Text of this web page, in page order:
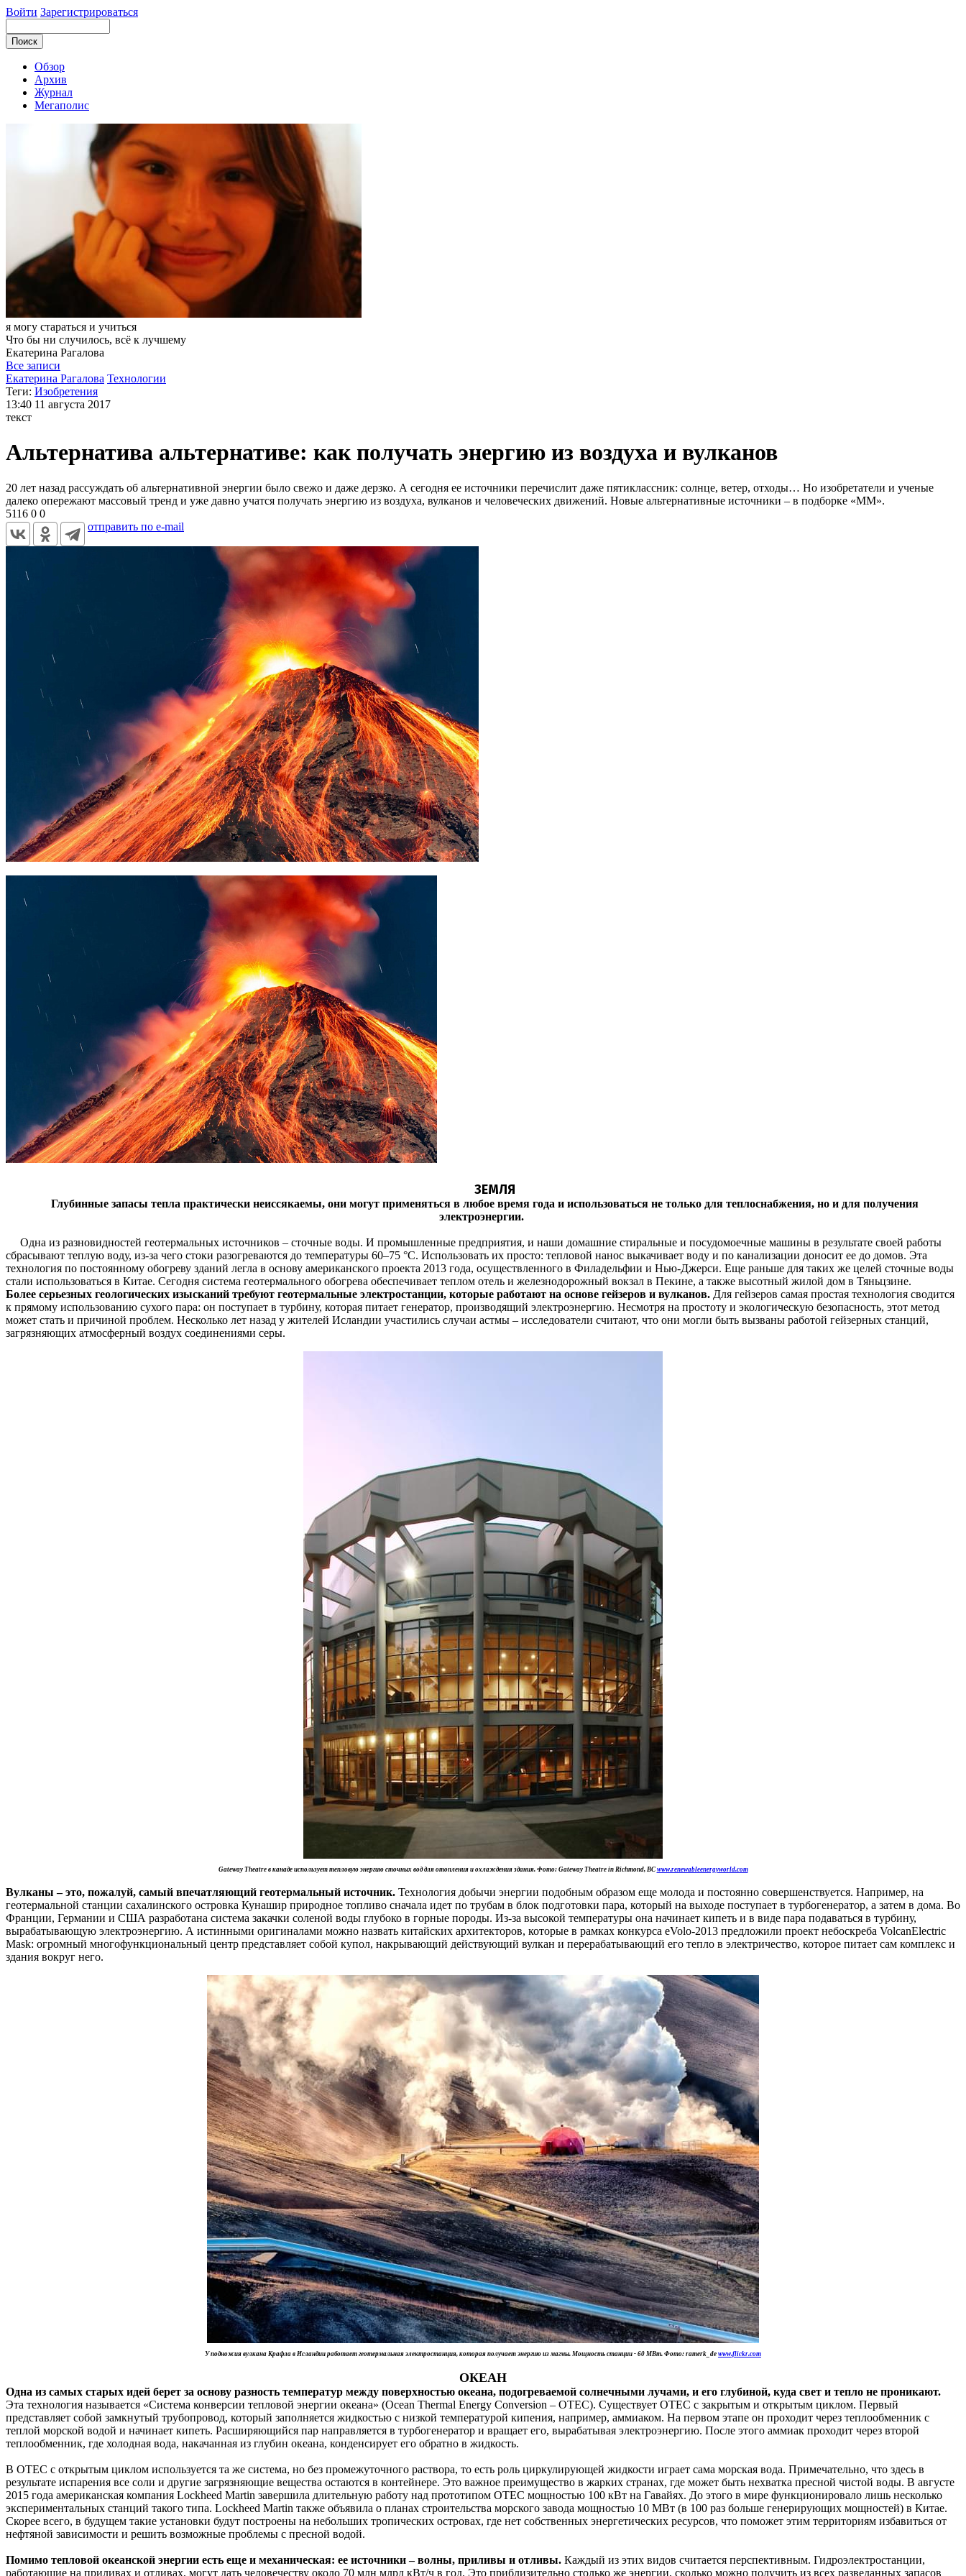
Войти Зарегистрироваться
Обзор
Архив
Журнал
Мегаполис
я могу стараться и учиться
Что бы ни случилось, всё к лучшему
Екатерина Рагалова
Все записи
Екатерина Рагалова Технологии
Теги: Изобретения
13:40 11 августа 2017
текст
Альтернатива альтернативе: как получать энергию из воздуха и вулканов
20 лет назад рассуждать об альтернативной энергии было свежо и даже дерзко. А сегодня ее источники перечислит даже пятиклассник: солнце, ветер, отходы… Но изобретатели и ученые
далеко опережают массовый тренд и уже давно учатся получать энергию из воздуха, вулканов и человеческих движений. Новые альтернативные источники – в подборке «ММ».
5116 0 0
отправить по e-mail
ЗЕМЛЯ
Глубинные запасы тепла практически неиссякаемы, они могут применяться в любое время года и использоваться не только для теплоснабжения, но и для получения
электроэнергии.
Одна из разновидностей геотермальных источников – сточные воды. И промышленные предприятия, и наши домашние стиральные и посудомоечные машины в результате своей работы
сбрасывают теплую воду, из-за чего стоки разогреваются до температуры 60–75 °С. Использовать их просто: тепловой нанос выкачивает воду и по канализации доносит ее до домов. Эта
технология по постоянному обогреву зданий легла в основу американского проекта 2013 года, осуществленного в Филадельфии и Нью-Джерси. Еще раньше для таких же целей сточные воды
стали использоваться в Китае. Сегодня система геотермального обогрева обеспечивает теплом отель и железнодорожный вокзал в Пекине, а также высотный жилой дом в Тяньцзине.
Более серьезных геологических изысканий требуют геотермальные электростанции, которые работают на основе гейзеров и вулканов. Для гейзеров самая простая технология сводится
к прямому использованию сухого пара: он поступает в турбину, которая питает генератор, производящий электроэнергию. Несмотря на простоту и экологическую безопасность, этот метод
может стать и причиной проблем. Несколько лет назад у жителей Исландии участились случаи астмы – исследователи считают, что они могли быть вызваны работой гейзерных станций,
загрязняющих атмосферный воздух соединениями серы.
Gateway Theatre в канаде использует тепловую энергию сточных вод для отопления и охлаждения здания. Фото: Gateway Theatre in Richmond, BC www.renewableenergyworld.com
Вулканы – это, пожалуй, самый впечатляющий геотермальный источник. Технология добычи энергии подобным образом еще молода и постоянно совершенствуется. Например, на
геотермальной станции сахалинского островка Кунашир природное топливо сначала идет по трубам в блок подготовки пара, который на выходе поступает в турбогенератор, а затем в дома. Во
Франции, Германии и США разработана система закачки соленой воды глубоко в горные породы. Из-за высокой температуры она начинает кипеть и в виде пара подаваться в турбину,
вырабатывающую электроэнергию. А истинными оригиналами можно назвать китайских архитекторов, которые в рамках конкурса eVolo-2013 предложили проект небоскреба VolcanElectric
Mask: огромный многофункциональный центр представляет собой купол, накрывающий действующий вулкан и перерабатывающий его тепло в электричество, которое питает сам комплекс и
здания вокруг него.
У подножия вулкана Крафла в Исландии работает геотермальная электростанция, которая получает энергию из магмы. Мощность станции - 60 MBm. Фото: ramerk_de www.flickr.com
ОКЕАН
Одна из самых старых идей берет за основу разность температур между поверхностью океана, подогреваемой солнечными лучами, и его глубиной, куда свет и тепло не проникают.
Эта технология называется «Система конверсии тепловой энергии океана» (Ocean Thermal Energy Conversion – OTEC). Существует ОТЕС с закрытым и открытым циклом. Первый
представляет собой замкнутый трубопровод, который заполняется жидкостью с низкой температурой кипения, например, аммиаком. На первом этапе он проходит через теплообменник с
теплой морской водой и начинает кипеть. Расширяющийся пар направляется в турбогенератор и вращает его, вырабатывая электроэнергию. После этого аммиак проходит через второй
теплообменник, где холодная вода, накачанная из глубин океана, конденсирует его обратно в жидкость.
В OTEC с открытым циклом используется та же система, но без промежуточного раствора, то есть роль циркулирующей жидкости играет сама морская вода. Примечательно, что здесь в
результате испарения все соли и другие загрязняющие вещества остаются в контейнере. Это важное преимущество в жарких странах, где может быть нехватка пресной чистой воды. В августе
2015 года американская компания Lockheed Martin завершила длительную работу над прототипом OTEC мощностью 100 кВт на Гавайях. До этого в мире функционировало лишь несколько
экспериментальных станций такого типа. Lockheed Martin также объявила о планах строительства морского завода мощностью 10 МВт (в 100 раз больше генерирующих мощностей) в Китае.
Скорее всего, в будущем такие установки будут построены на небольших тропических островах, где нет собственных энергетических ресурсов, что поможет этим территориям избавиться от
нефтяной зависимости и решить возможные проблемы с пресной водой.
Помимо тепловой океанской энергии есть еще и механическая: ее источники – волны, приливы и отливы. Каждый из этих видов считается перспективным. Гидроэлектростанции,
работающие на приливах и отливах, могут дать человечеству около 70 млн млрд кВт/ч в год. Это приблизительно столько же энергии, сколько можно получить из всех разведанных запасов